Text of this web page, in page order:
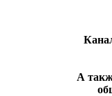
А